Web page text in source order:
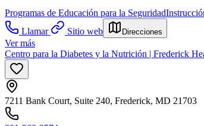
Programas de Educación para la Seguridad
Llamar
Sitio web Direcciones
Ver más
Centro para la Diabetes y la Nutrición | Frederick
7211 Bank Court, Suite 240, Frederick, MD 21703